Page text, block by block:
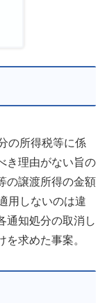
の所得税等に係
き理由がない旨の
の譲渡所得の金額
用しないのは違
通知処分の取消し
求めた事案。